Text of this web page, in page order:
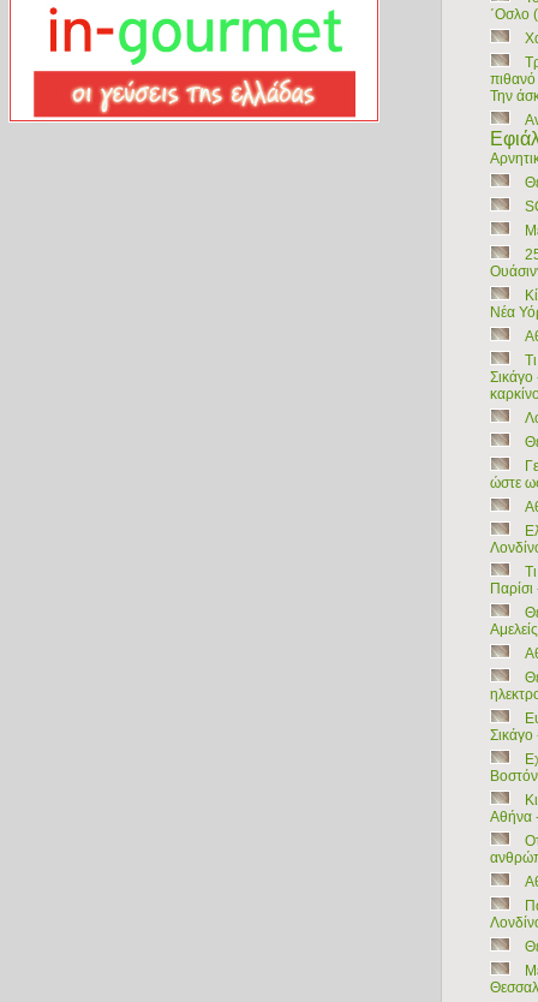
΄Οσλο
πιθανό
Την
Νέα
Σικάγο
ώστε
Σικάγο
Αθήνα